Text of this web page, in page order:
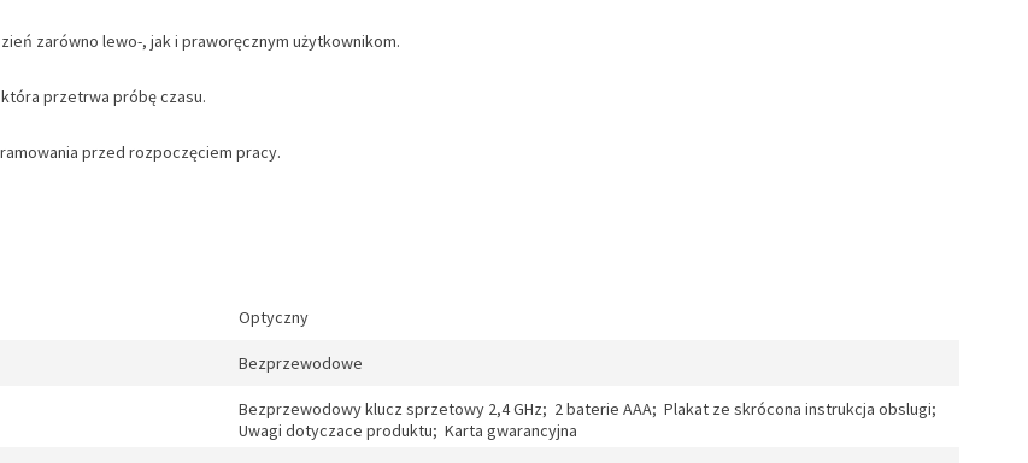
zarówno lewo-, jak i praworęcznym użytkownikom.
przetrwa próbę czasu.
przed rozpoczęciem pracy.
Optyczny
Bezprzewodowe
Bezprzewodowy klucz sprzetowy 2,4 GHz; 2 baterie AAA; Plakat ze skrócona instrukcja obslugi;
Uwagi dotyczace produktu; Karta gwarancyjna